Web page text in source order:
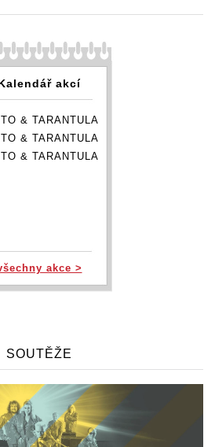
akcí
& TARANTULA
& TARANTULA
& TARANTULA
akce >
SOUTĚŽE